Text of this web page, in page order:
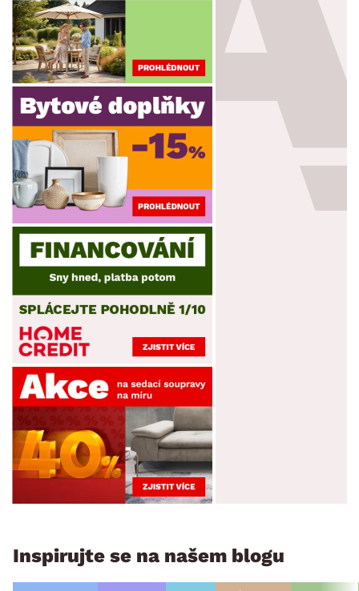
Inspirujte se na našem blogu